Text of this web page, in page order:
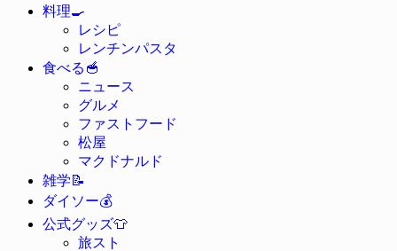
料理🍳
レシピ
レンチンパスタ
食べる 🥣
ニュース
グルメ
ファストフード
松屋
マクドナルド
雑学📝
ダイソー💰
公式グッズ👕
旅スト